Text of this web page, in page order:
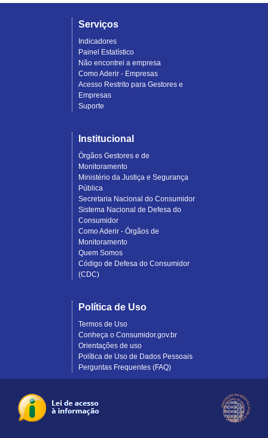
Serviços
Indicadores
Painel Estatístico
Não encontrei a empresa
Como Aderir - Empresas
Acesso Restrito para Gestores e
Empresas
Suporte
Institucional
Órgãos Gestores e de
Monitoramento
Ministério da Justiça e Segurança
Pública
Secretaria Nacional do Consumidor
Sistema Nacional de Defesa do
Consumidor
Como Aderir - Órgãos de
Monitoramento
Quem Somos
Código de Defesa do Consumidor
(CDC)
Política de Uso
Termos de Uso
Conheça o Consumidor.gov.br
Orientações de uso
Política de Uso de Dados Pessoais
Perguntas Frequentes (FAQ)